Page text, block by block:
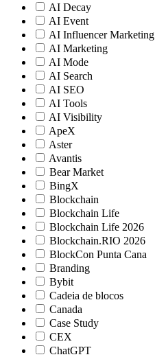
AI Decay
AI Event
AI Influencer Marketing
AI Marketing
AI Mode
AI Search
AI SEO
AI Tools
AI Visibility
ApeX
Aster
Avantis
Bear Market
BingX
Blockchain
Blockchain Life
Blockchain Life 2026
Blockchain.RIO 2026
BlockCon Punta Cana
Branding
Bybit
Cadeia de blocos
Canada
Case Study
CEX
ChatGPT